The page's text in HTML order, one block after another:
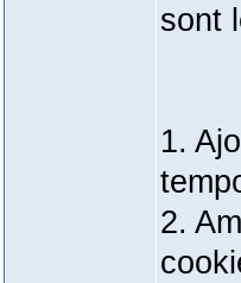
sont
‎1.
‎2.